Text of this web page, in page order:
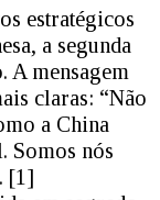
estratégicos
a segunda
A mensagem
claras: “Não
a China
Somos nós
[1]